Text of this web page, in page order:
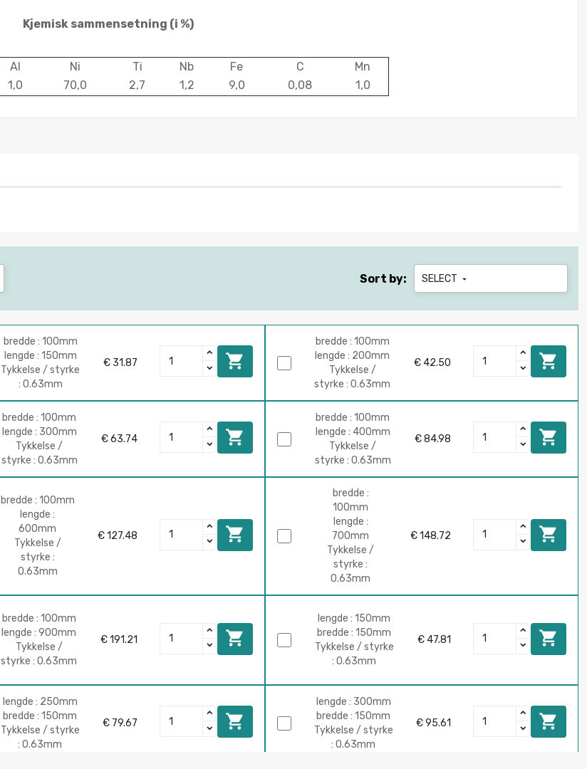
Kjemisk sammensetning (i %)
Al Ni Ti Nb Fe C
Mn
1,0 70,0 2,7 1,2 9,0 0,08 1,0
Sort by: SELECT 
bredde : 100mm
lengde : 150mm
Tykkelse / styrke
: 0.63mm
€ 31.87 
bredde : 100mm
lengde : 200mm
Tykkelse /
styrke : 0.63mm
€ 42.50 
bredde : 100mm
lengde : 300mm
Tykkelse /
styrke : 0.63mm
€ 63.74 
bredde : 100mm
lengde : 400mm
Tykkelse /
styrke : 0.63mm
€ 84.98 
bredde : 100mm
lengde :
600mm
Tykkelse /
styrke :
0.63mm
€ 127.48 
bredde :
100mm
lengde :
700mm
Tykkelse /
styrke :
0.63mm
€ 148.72 
bredde : 100mm
lengde : 900mm
Tykkelse /
styrke : 0.63mm
€ 191.21 
lengde : 150mm
bredde : 150mm
Tykkelse / styrke
: 0.63mm
€ 47.81 
lengde : 250mm
bredde : 150mm
Tykkelse / styrke
: 0.63mm
€ 79.67 
lengde : 300mm
bredde : 150mm
Tykkelse / styrke
: 0.63mm
€ 95.61 